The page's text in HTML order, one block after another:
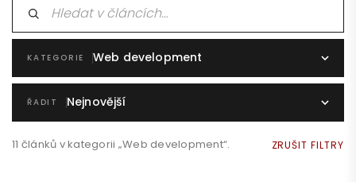
Hledat v článcích
KATEGORIE Web development
ŘADIT Nejnovější
11 článků v kategorii „Web development“. ZRUŠIT FILTRY